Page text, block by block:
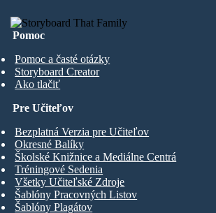
Pomoc
Pomoc a časté otázky
Storyboard Creator
Ako tlačiť
Pre Učiteľov
Bezplatná Verzia pre Učiteľov
Okresné Balíky
Školské Knižnice a Mediálne Centrá
Tréningové Sedenia
Všetky Učiteľské Zdroje
Šablóny Pracovných Listov
Šablóny Plagátov